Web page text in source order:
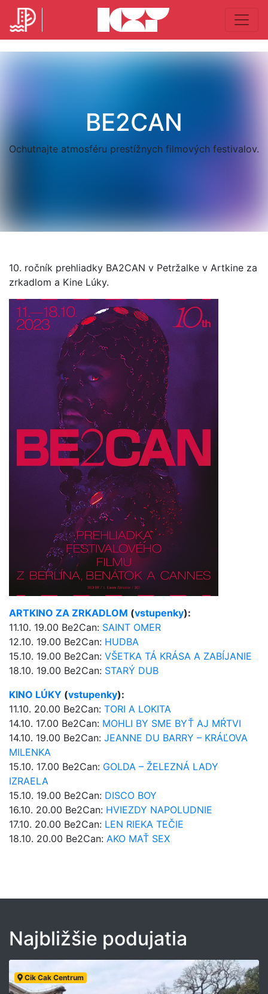
BE2CAN
Ochutnajte atmosféru prestížnych filmových festivalov.
10. ročník prehliadky BA2CAN v Petržalke v Artkine za
zrkadlom a Kine Lúky.
ARTKINO ZA ZRKADLOM (vstupenky):
11.10. 19.00 Be2Can: SAINT OMER
12.10. 19.00 Be2Can: HUDBA
15.10. 19.00 Be2Can: VŠETKA TÁ KRÁSA A ZABÍJANIE
18.10. 19.00 Be2Can: STARÝ DUB
KINO LÚKY (vstupenky):
11.10. 20.00 Be2Can: TORI A LOKITA
14.10. 17.00 Be2Can: MOHLI BY SME BYŤ AJ MŔTVI
14.10. 19.00 Be2Can: JEANNE DU BARRY – KRÁĽOVA
MILENKA
15.10. 17.00 Be2Can: GOLDA – ŽELEZNÁ LADY
IZRAELA
15.10. 19.00 Be2Can: DISCO BOY
16.10. 20.00 Be2Can: HVIEZDY NAPOLUDNIE
17.10. 20.00 Be2Can: LEN RIEKA TEČIE
18.10. 20.00 Be2Can: AKO MAŤ SEX
Najbližšie podujatia
Cik Cak Centrum